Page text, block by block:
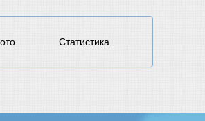
Статистика